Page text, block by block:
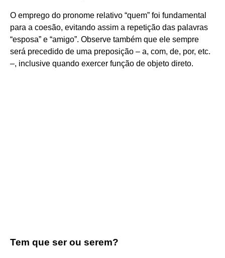
O emprego do pronome relativo “quem” foi fundamental
para a coesão, evitando assim a repetição das palavras
“esposa” e “amigo”. Observe também que ele sempre
será precedido de uma preposição – a, com, de, por, etc.
–, inclusive quando exercer função de objeto direto.
Tem que ser ou serem?